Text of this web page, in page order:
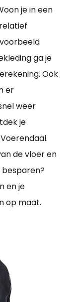
je in een
ga je
Ook
er
weer
je
de vloer en
besparen?
en je
op maat.